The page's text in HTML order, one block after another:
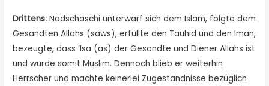
Drittens: Nadschaschi unterwarf sich dem Islam, folgte dem
Gesandten Allahs (saws), erfüllte den Tauhid und den Iman,
bezeugte, dass ’Isa (as) der Gesandte und Diener Allahs ist
und wurde somit Muslim. Dennoch blieb er weiterhin
Herrscher und machte keinerlei Zugeständnisse bezüglich